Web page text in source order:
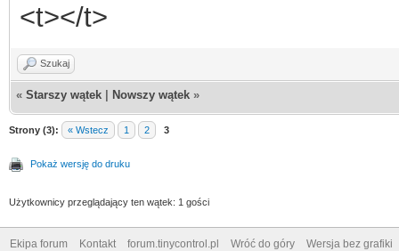
<t></t>
Szukaj
« Starszy wątek Nowszy wątek »
Strony (3): « Wstecz 1 2 3
Pokaż wersję do druku
Użytkownicy przeglądający ten wątek: 1 gości
Ekipa forum Kontakt forum.tinycontrol.pl Wróć do góry Wersja bez grafiki